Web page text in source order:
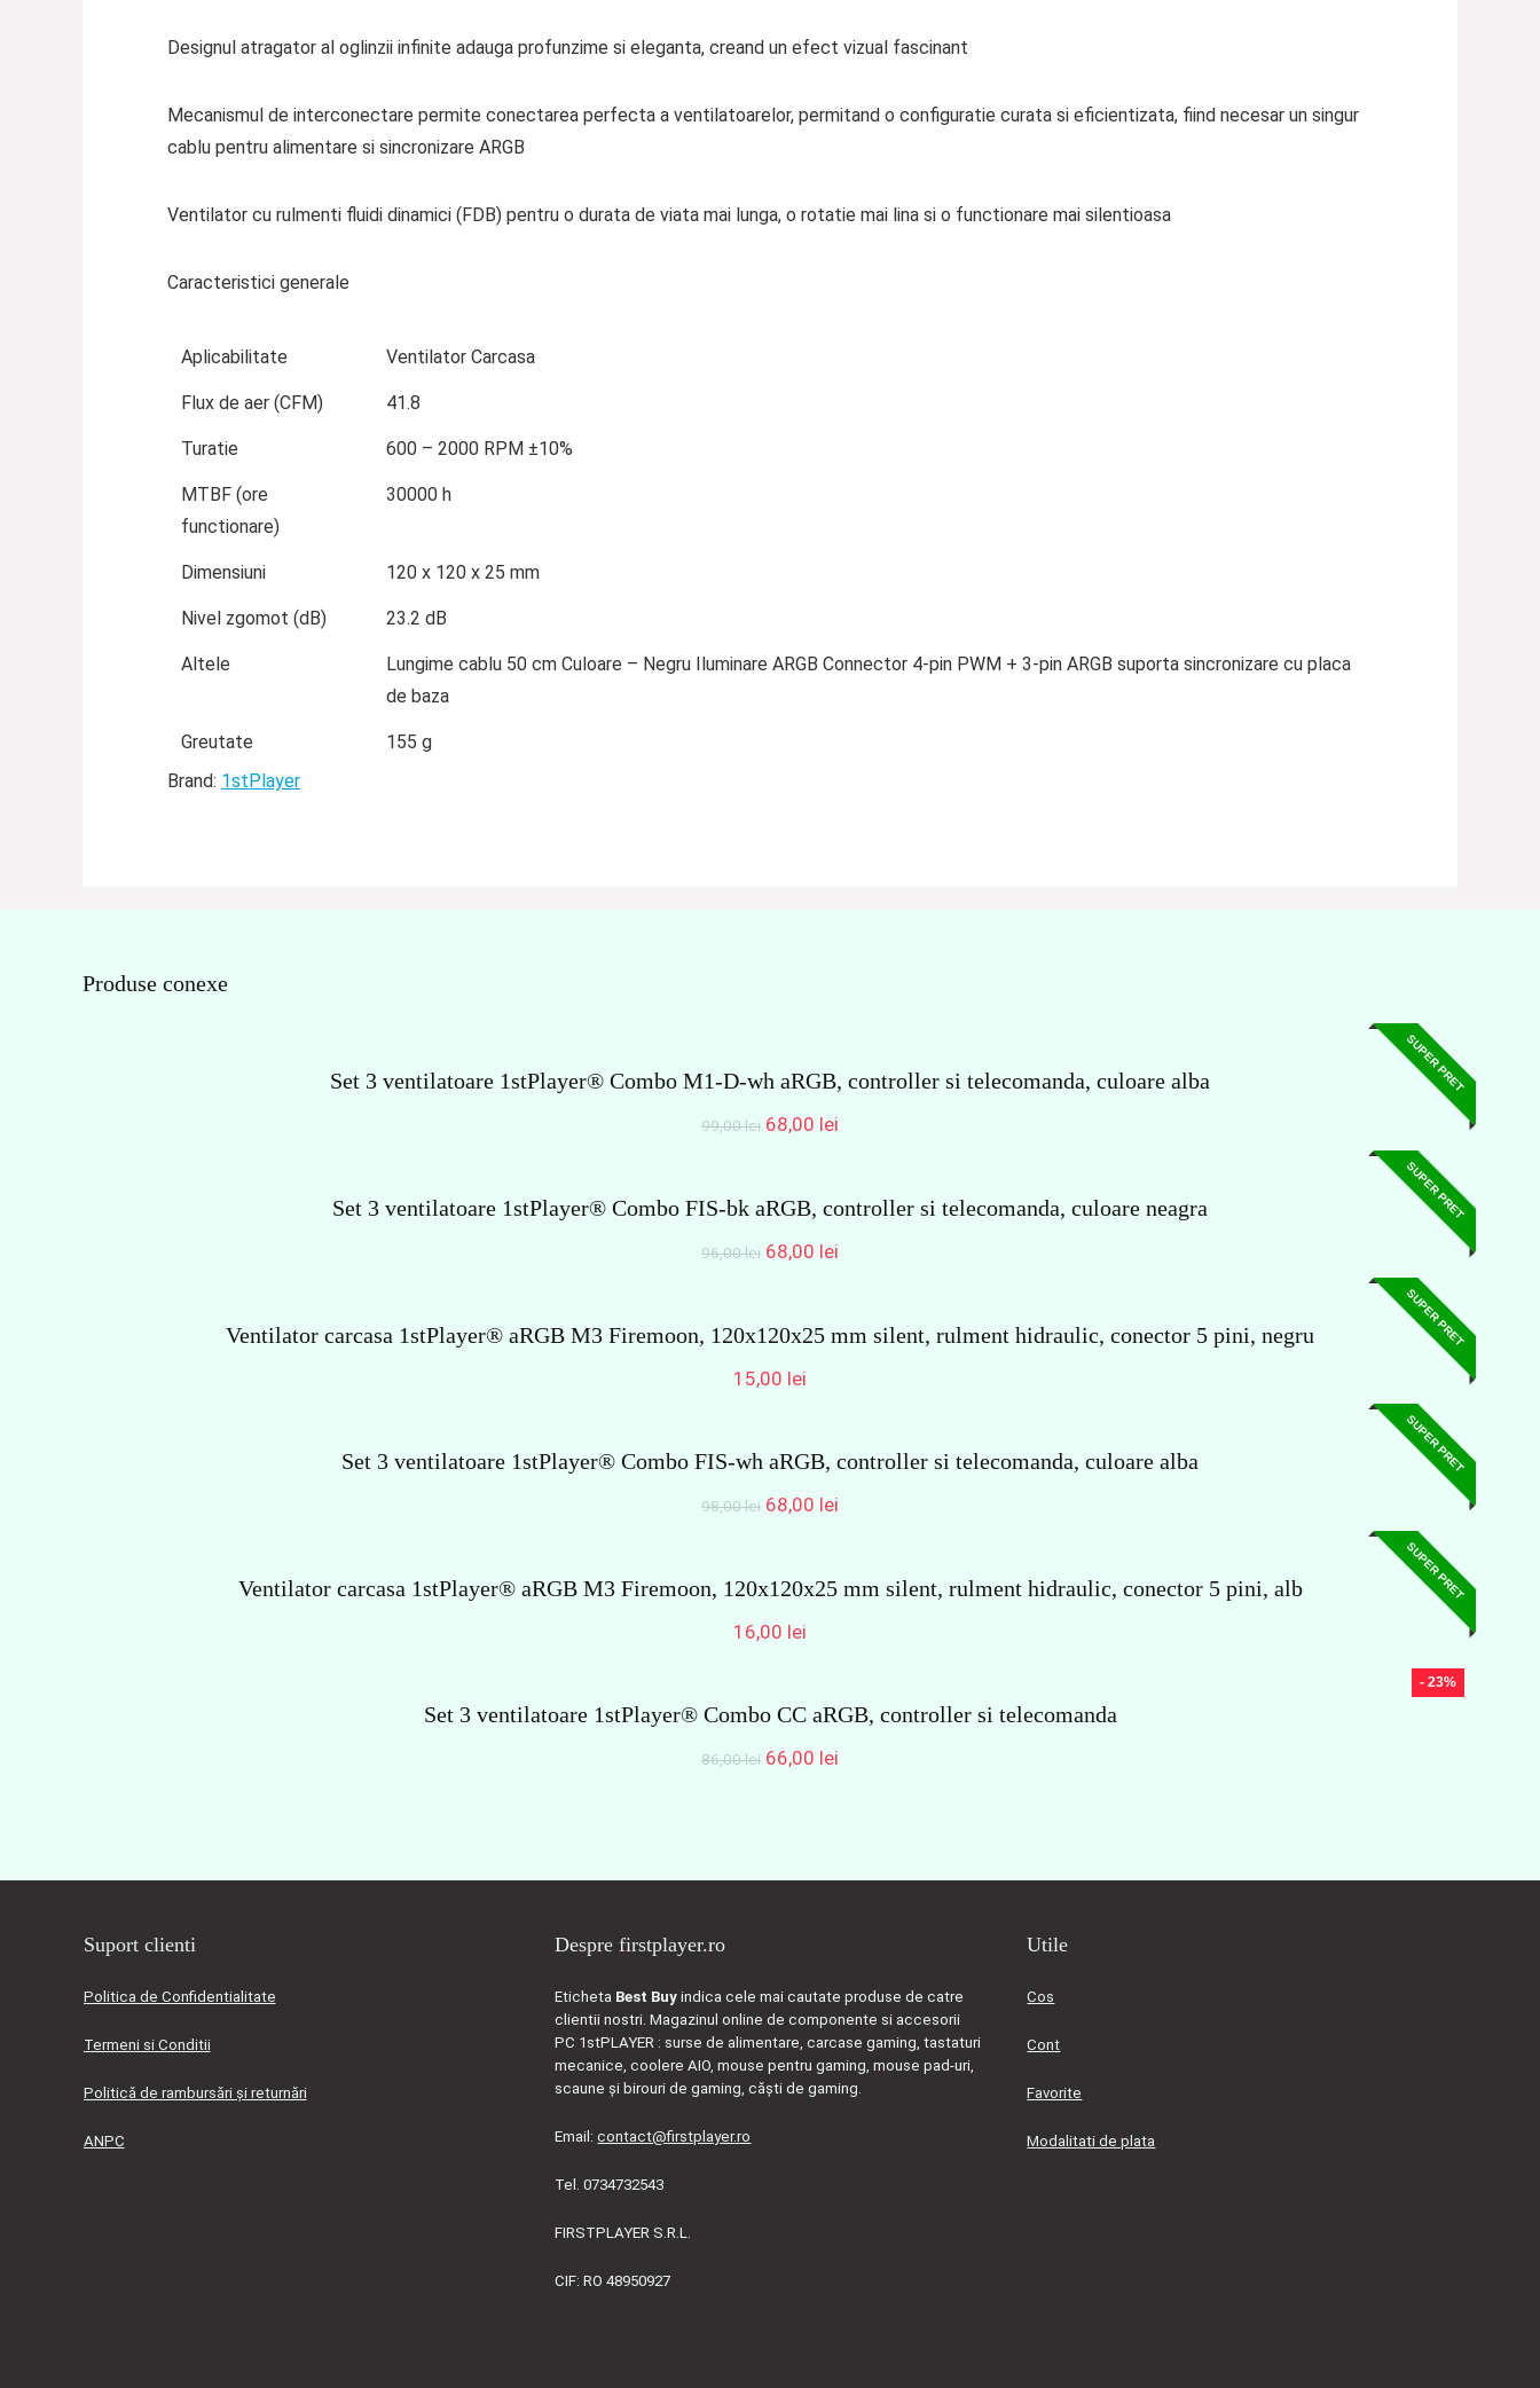
Designul atragator al oglinzii infinite adauga profunzime si eleganta, creand un efect vizual fascinant
Mecanismul de interconectare permite conectarea perfecta a ventilatoarelor, permitand o configuratie curata si eficientizata, fiind necesar un singur
cablu pentru alimentare si sincronizare ARGB
Ventilator cu rulmenti fluidi dinamici (FDB) pentru o durata de viata mai lunga, o rotatie mai lina si o functionare mai silentioasa
Caracteristici generale
Aplicabilitate Ventilator Carcasa
Flux de aer (CFM) 41.8
Turatie 600 – 2000 RPM ±10%
MTBF (ore
functionare)
30000 h
Dimensiuni 120 x 120 x 25 mm
Nivel zgomot (dB) 23.2 dB
Altele
Lungime cablu 50 cm Culoare – Negru Iluminare ARGB Connector 4-pin PWM + 3-pin ARGB suporta sincronizare cu placa
de baza
Greutate
155 g
Brand: 1stPlayer
Produse conexe
SUPER PRET
Set 3 ventilatoare 1stPlayer® Combo M1-D-wh aRGB, controller si telecomanda, culoare alba
99,00lei Prețul
99,00 lei.
68,00 lei
SUPER PRET
Set 3 ventilatoare 1stPlayer® Combo FIS-bk aRGB, controller si telecomanda, culoare neagra
96,00lei Prețul
96,00 lei.
68,00 lei
SUPER PRET
Ventilator carcasa 1stPlayer® aRGB M3 Firemoon, 120x120x25 mm silent, rulment hidraulic, conector 5 pini, negru
15,00 lei
SUPER PRET
Set 3 ventilatoare 1stPlayer® Combo FIS-wh aRGB, controller si telecomanda, culoare alba
98,00lei Prețul
98,00 lei.
68,00 lei
SUPER PRET
Ventilator carcasa 1stPlayer® aRGB M3 Firemoon, 120x120x25 mm silent, rulment hidraulic, conector 5 pini, alb
16,00 lei
- 23%
Set 3 ventilatoare 1stPlayer® Combo CC aRGB, controller si telecomanda
86,00lei Prețul
66,00 lei
Suport clienti
Politica de Confidentialitate
Termeni si Conditii
Politică de rambursări și returnări
ANPC
Despre firstplayer.ro
Eticheta Best Buy indica cele mai cautate produse de catre
clientii nostri. Magazinul online de componente si accesorii
PC 1stPLAYER : surse de alimentare, carcase gaming, tastaturi
mecanice, coolere AIO, mouse pentru gaming, mouse pad-uri,
scaune și birouri de gaming, căști de gaming.
Email:contact@firstplayer.ro
Tel. 0734732543
FIRSTPLAYER S.R.L.
CIF: RO 48950927
Utile
Cos
Cont
Favorite
Modalitati de plata